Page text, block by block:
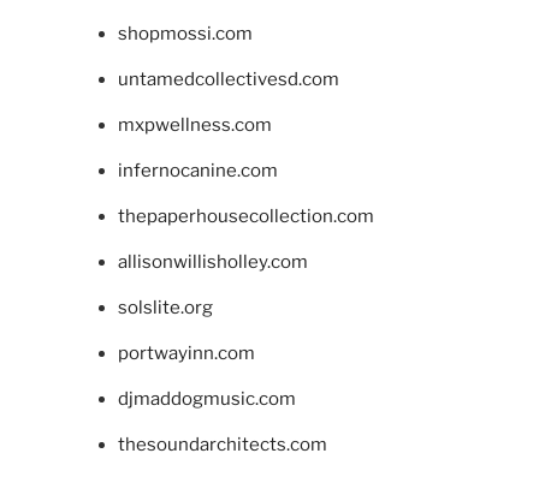
shopmossi.com
untamedcollectivesd.com
mxpwellness.com
infernocanine.com
thepaperhousecollection.com
allisonwillisholley.com
solslite.org
portwayinn.com
djmaddogmusic.com
thesoundarchitects.com